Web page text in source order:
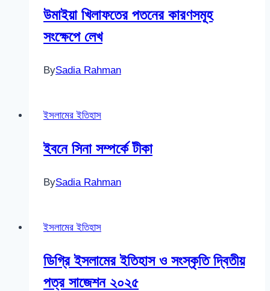
উমাইয়া খিলাফতের পতনের কারণসমূহ
সংক্ষেপে লেখ
BySadia Rahman
ইসলামের ইতিহাস
ইবনে সিনা সম্পর্কে টীকা
BySadia Rahman
ইসলামের ইতিহাস
ডিগ্রি ইসলামের ইতিহাস ও সংস্কৃতি দ্বিতীয়
পত্র সাজেশন ২০২৫